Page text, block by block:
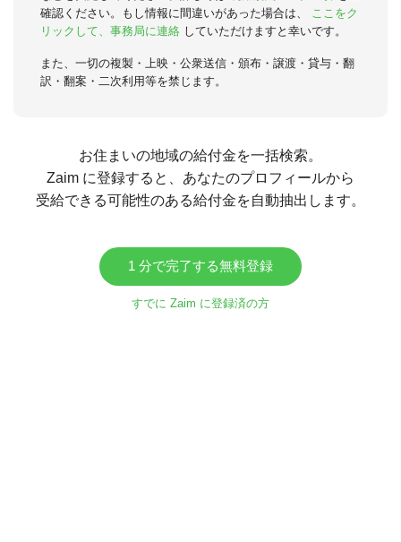
確認ください。もし情報に間違いがあった場合は、
ここをク
リックして、事務局に連絡 していただけますと幸いです。
また、一切の複製・上映・公衆送信・頒布・譲渡・貸与・翻
訳・翻案・二次利用等を禁じます。
お住まいの地域の給付金を一括検索。
Zaim に登録すると、あなたのプロフィールから
受給できる可能性のある給付金を自動抽出します。
1 分で完了する無料登録
すでに Zaim に登録済の方